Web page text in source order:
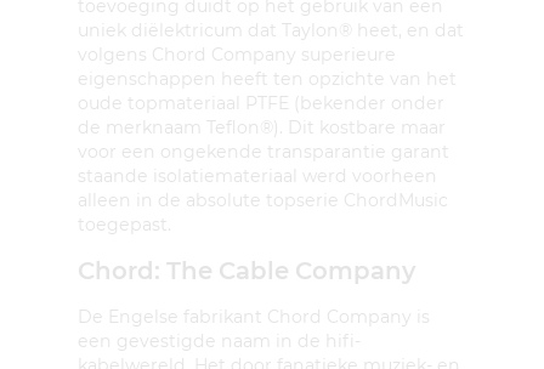
toevoeging duidt op het gebruik van een
uniek diëlektricum dat Taylon® heet, en dat
volgens Chord Company superieure
eigenschappen heeft ten opzichte van het
oude topmateriaal PTFE (bekender onder
de merknaam Teflon®). Dit kostbare maar
voor een ongekende transparantie garant
staande isolatiemateriaal werd voorheen
alleen in de absolute topserie ChordMusic
toegepast.
Chord: The Cable Company
De Engelse fabrikant Chord Company is
een gevestigde naam in de hifi-